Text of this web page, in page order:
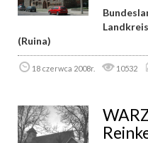
(Ruina)
18 czerwca 2008r. 10532